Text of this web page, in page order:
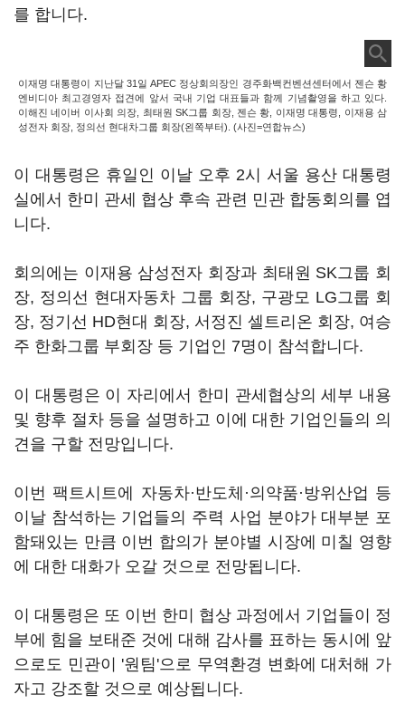
를 합니다.
이재명 대통령이 지난달 31일 APEC 정상회의장인 경주화백컨벤션센터에서 젠슨 황
엔비디아 최고경영자 접견에 앞서 국내 기업 대표들과 함께 기념촬영을 하고 있다.
이해진 네이버 이사회 의장, 최태원 SK그룹 회장, 젠슨 황, 이재명 대통령, 이재용 삼
성전자 회장, 정의선 현대차그룹 회장(왼쪽부터). (사진=연합뉴스)
이 대통령은 휴일인 이날 오후 2시 서울 용산 대통령
실에서 한미 관세 협상 후속 관련 민관 합동회의를 엽
니다.
회의에는 이재용 삼성전자 회장과 최태원 SK그룹 회
장, 정의선 현대자동차 그룹 회장, 구광모 LG그룹 회
장, 정기선 HD현대 회장, 서정진 셀트리온 회장, 여승
주 한화그룹 부회장 등 기업인 7명이 참석합니다.
이 대통령은 이 자리에서 한미 관세협상의 세부 내용
및 향후 절차 등을 설명하고 이에 대한 기업인들의 의
견을 구할 전망입니다.
이번 팩트시트에 자동차·반도체·의약품·방위산업 등
이날 참석하는 기업들의 주력 사업 분야가 대부분 포
함돼있는 만큼 이번 합의가 분야별 시장에 미칠 영향
에 대한 대화가 오갈 것으로 전망됩니다.
이 대통령은 또 이번 한미 협상 과정에서 기업들이 정
부에 힘을 보태준 것에 대해 감사를 표하는 동시에 앞
으로도 민관이 '원팀'으로 무역환경 변화에 대처해 가
자고 강조할 것으로 예상됩니다.